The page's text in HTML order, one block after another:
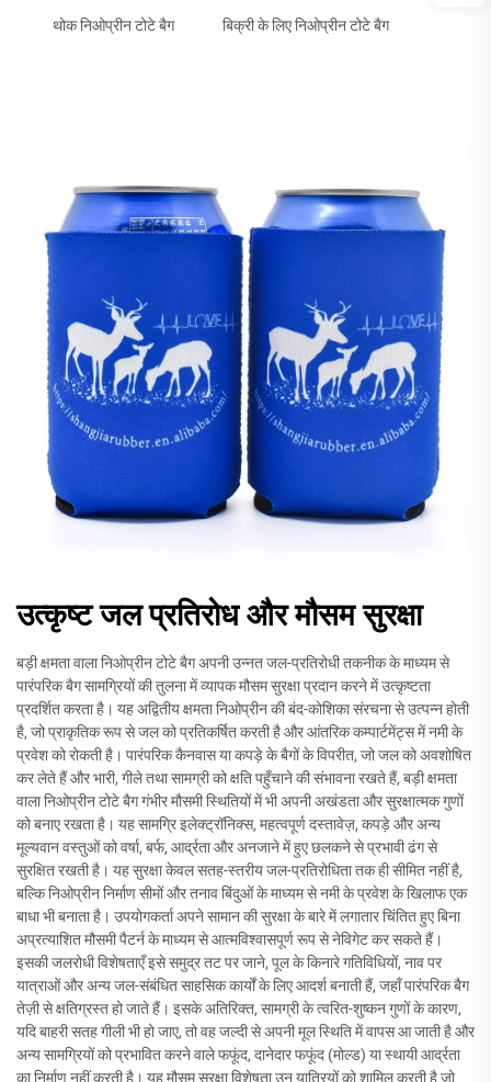
थोक निओप्रीन टोटे बैग बिक्री के लिए निओप्रीन टोटे बैग
उत्कृष्ट जल प्रतिरोध और मौसम सुरक्षा
बड़ी क्षमता वाला निओप्रीन टोटे बैग अपनी उन्नत जल-प्रतिरोधी तकनीक के माध्यम से
पारंपरिक बैग सामग्रियों की तुलना में व्यापक मौसम सुरक्षा प्रदान करने में उत्कृष्टता
प्रदर्शित करता है। यह अद्वितीय क्षमता निओप्रीन की बंद-कोशिका संरचना से उत्पन्न होती
है, जो प्राकृतिक रूप से जल को प्रतिकर्षित करती है और आंतरिक कम्पार्टमेंट्स में नमी के
प्रवेश को रोकती है। पारंपरिक कैनवास या कपड़े के बैगों के विपरीत, जो जल को अवशोषित
कर लेते हैं और भारी, गीले तथा सामग्री को क्षति पहुँचाने की संभावना रखते हैं, बड़ी क्षमता
वाला निओप्रीन टोटे बैग गंभीर मौसमी स्थितियों में भी अपनी अखंडता और सुरक्षात्मक गुणों
को बनाए रखता है। यह सामग्रि इलेक्ट्रॉनिक्स, महत्वपूर्ण दस्तावेज़, कपड़े और अन्य
मूल्यवान वस्तुओं को वर्षा, बर्फ, आर्द्रता और अनजाने में हुए छलकने से प्रभावी ढंग से
सुरक्षित रखती है। यह सुरक्षा केवल सतह-स्तरीय जल-प्रतिरोधिता तक ही सीमित नहीं है,
बल्कि निओप्रीन निर्माण सीमों और तनाव बिंदुओं के माध्यम से नमी के प्रवेश के खिलाफ एक
बाधा भी बनाता है। उपयोगकर्ता अपने सामान की सुरक्षा के बारे में लगातार चिंतित हुए बिना
अप्रत्याशित मौसमी पैटर्न के माध्यम से आत्मविश्वासपूर्ण रूप से नेविगेट कर सकते हैं।
इसकी जलरोधी विशेषताएँ इसे समुद्र तट पर जाने, पूल के किनारे गतिविधियों, नाव पर
यात्राओं और अन्य जल-संबंधित साहसिक कार्यों के लिए आदर्श बनाती हैं, जहाँ पारंपरिक बैग
तेज़ी से क्षतिग्रस्त हो जाते हैं। इसके अतिरिक्त, सामग्री के त्वरित-शुष्कन गुणों के कारण,
यदि बाहरी सतह गीली भी हो जाए, तो वह जल्दी से अपनी मूल स्थिति में वापस आ जाती है और
अन्य सामग्रियों को प्रभावित करने वाले फफूंद, दानेदार फफूंद (मोल्ड) या स्थायी आर्द्रता
का निर्माण नहीं करती है। यह मौसम सुरक्षा विशेषता उन यात्रियों को शामिल करती है जो